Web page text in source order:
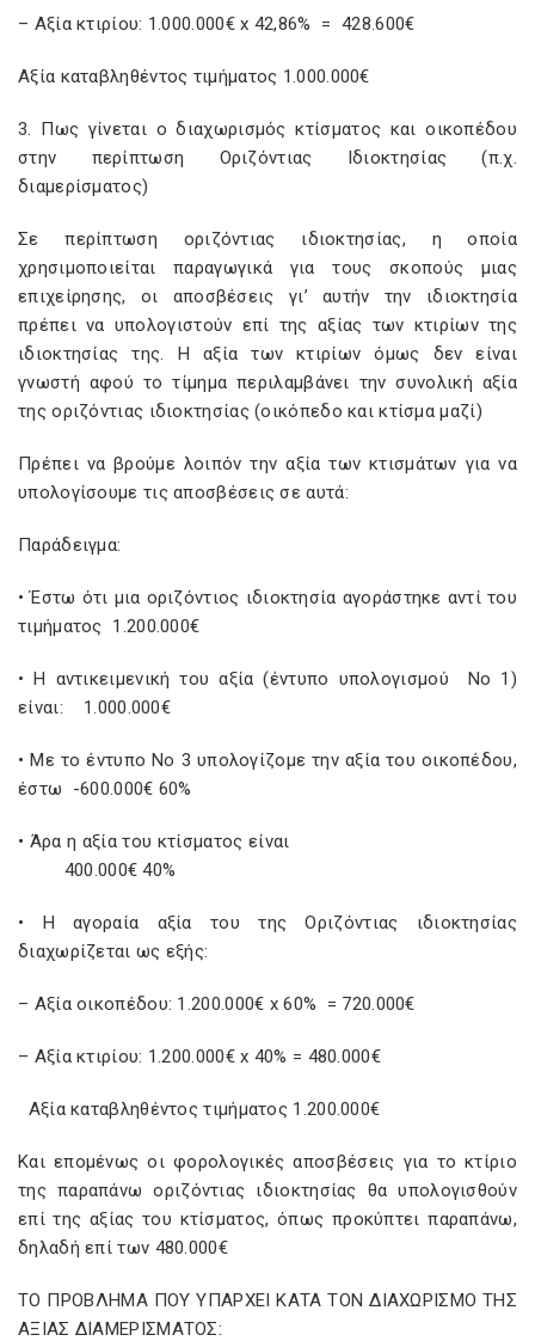
– Aξία κτιρίου: 1.000.000€ x 42,86% = 428.600€
Αξία καταβληθέντος τιμήματος 1.000.000€
3. Πως γίνεται ο διαχωρισμός κτίσματος και οικοπέδου
στην περίπτωση Οριζόντιας Ιδιοκτησίας (π.χ.
διαμερίσματος)
Σε περίπτωση οριζόντιας ιδιοκτησίας, η οποία
χρησιμοποιείται παραγωγικά για τους σκοπούς μιας
επιχείρησης, οι αποσβέσεις γι’ αυτήν την ιδιοκτησία
πρέπει να υπολογιστούν επί της αξίας των κτιρίων της
ιδιοκτησίας της. Η αξία των κτιρίων όμως δεν είναι
γνωστή αφού το τίμημα περιλαμβάνει την συνολική αξία
της οριζόντιας ιδιοκτησίας (οικόπεδο και κτίσμα μαζί)
Πρέπει να βρούμε λοιπόν την αξία των κτισμάτων για να
υπολογίσουμε τις αποσβέσεις σε αυτά:
Παράδειγμα:
• Έστω ότι μια οριζόντιος ιδιοκτησία αγοράστηκε αντί του
τιμήματος 1.200.000€
• Η αντικειμενική του αξία (έντυπο υπολογισμού Νο 1)
είναι: 1.000.000€
• Με το έντυπο No 3 υπολογίζομε την αξία του οικοπέδου,
έστω -600.000€ 60%
• Άρα η αξία του κτίσματος είναι
400.000€ 40%
• Η αγοραία αξία του της Οριζόντιας ιδιοκτησίας
διαχωρίζεται ως εξής:
– Aξία οικοπέδου: 1.200.000€ x 60% = 720.000€
– Aξία κτιρίου: 1.200.000€ x 40% = 480.000€
Αξία καταβληθέντος τιμήματος 1.200.000€
Και επομένως οι φορολογικές αποσβέσεις για το κτίριο
της παραπάνω οριζόντιας ιδιοκτησίας θα υπολογισθούν
επί της αξίας του κτίσματος, όπως προκύπτει παραπάνω,
δηλαδή επί των 480.000€
TO ΠΡΟΒΛΗΜΑ ΠΟΥ ΥΠΑΡΧΕΙ ΚΑΤΑ ΤΟΝ ΔΙΑΧΩΡΙΣΜΟ ΤΗΣ
ΑΞΙΑΣ ΔΙΑΜΕΡΙΣΜΑΤΟΣ: